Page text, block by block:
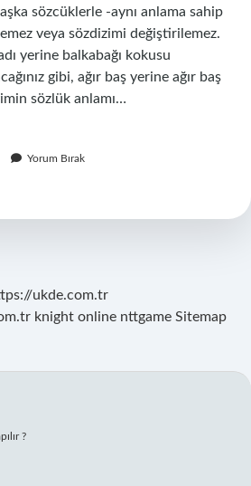
sözcüklerle -aynı anlama sahip
veya sözdizimi değiştirilemez.
yerine balkabağı kokusu
gibi, ağır baş yerine ağır baş
sözlük anlamı…
Yorum Bırak
ukde.com.tr
knight online nttgame Sitemap
?